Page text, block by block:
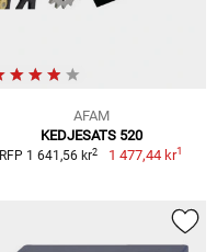
AFAM
KEDJESATS 520
RFP 1 641,56 kr2 1 477,44 kr1